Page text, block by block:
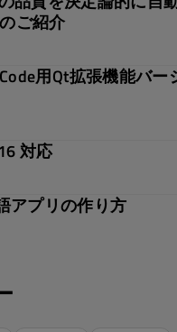
ご紹介
用Qt拡張機能バー
対応
アプリの作り方